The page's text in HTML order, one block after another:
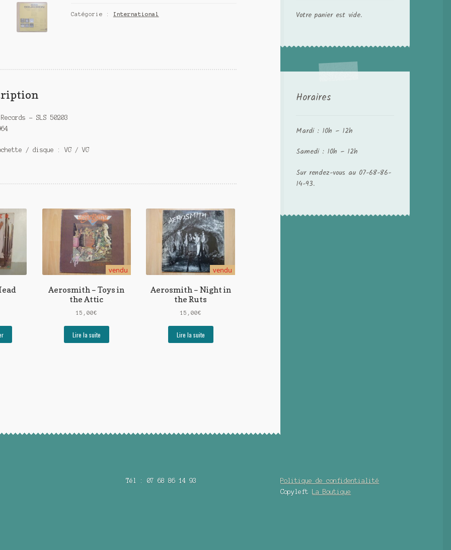
-
Catégorie : International
– SLS 50203
/ disque : VG / VG
vendu
Aerosmith – Toys in
the Attic
15,00€
Lire la suite
vendu
Aerosmith – Night in
the Ruts
15,00€
Lire la suite
Votre panier est vide.
Horaires
Mardi : 10h – 12h
Samedi : 10h – 12h
Sur rendez-vous au 07-68-86-
14-93.
Tél : 07 68 86 14 93
Politique de confidentialité
Copyleft
La Boutique